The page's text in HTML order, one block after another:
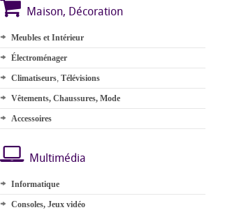
Maison, Décoration
Meubles et Intérieur
Électroménager
Climatiseurs, Télévisions
Vêtements, Chaussures, Mode
Accessoires
Multimédia
Informatique
Consoles, Jeux vidéo